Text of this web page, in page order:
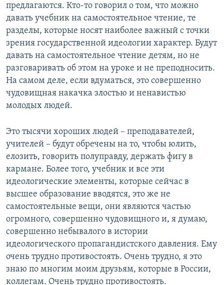
предлагаются. Кто-то говорил о том, что можно
давать учебник на самостоятельное чтение, те
разделы, которые носят наиболее важный с точки
зрения государственной идеологии характер. Будут
давать на самостоятельное чтение детям, но не
разговаривать об этом на уроке и не преподносить.
На самом деле, если вдуматься, это совершенно
чудовищная накачка злостью и ненавистью
молодых людей.
Это тысячи хороших людей – преподавателей,
учителей – будут обречены на то, чтобы юлить,
елозить, говорить полуправду, держать фигу в
кармане. Более того, учебник и все эти
идеологические элементы, которые сейчас в
высшее образование вводятся, это же не
самостоятельные вещи, они являются частью
огромного, совершенно чудовищного и, я думаю,
совершенно небывалого в истории
идеологического пропагандистского давления. Ему
очень трудно противостоять. Очень трудно, я это
знаю по многим моим друзьям, которые в России,
коллегам. Очень трудно противостоять.